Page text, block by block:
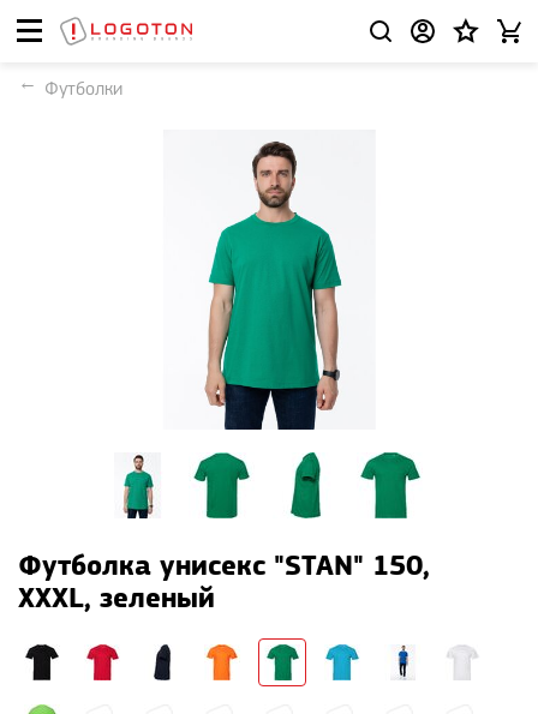
Футболки
Футболка унисекс "STAN" 150,
XXXL, зеленый